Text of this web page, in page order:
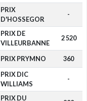
PRIX
D'HOSSEGOR
-
PRIX DE
VILLEURBANNE
2 520
PRIX PRYMNO 360
PRIX DIC
WILLIAMS
-
PRIX DU